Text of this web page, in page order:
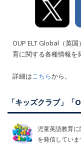
OUP ELT Global（英
育に関する各種情報を
詳細はこちらから。
「キッズクラブ」
児童英語教育
を発信していま